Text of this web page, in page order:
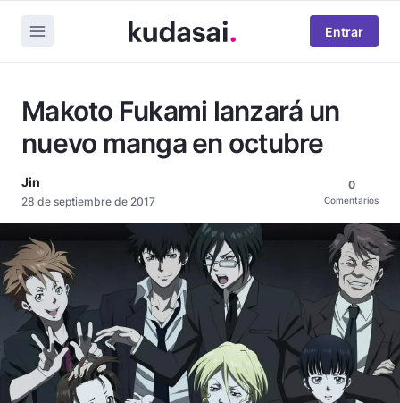
Entrar
Makoto Fukami lanzará un
nuevo manga en octubre
Jin
28 de septiembre de 2017
0
Comentarios